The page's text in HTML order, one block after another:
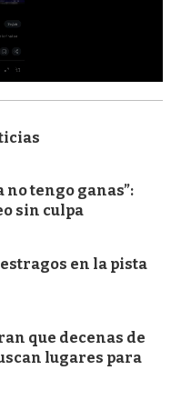
no tengo ganas”:
sin culpa
en la pista
que decenas de
lugares para